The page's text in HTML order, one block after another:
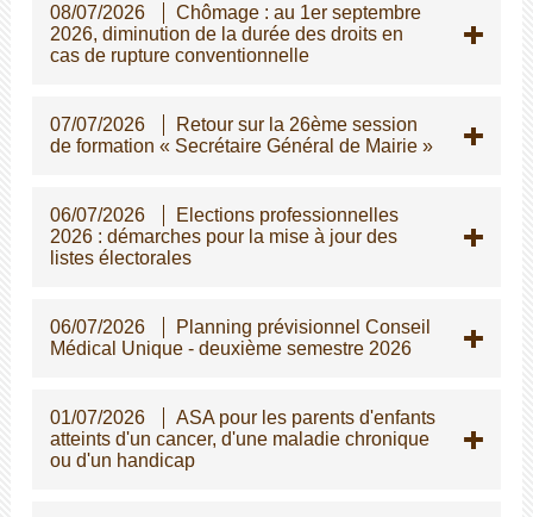
08/07/2026
Chômage : au 1er septembre
2026, diminution de la durée des droits en
cas de rupture conventionnelle
07/07/2026
Retour sur la 26ème session
de formation « Secrétaire Général de Mairie »
06/07/2026
Elections professionnelles
2026 : démarches pour la mise à jour des
listes électorales
06/07/2026
Planning prévisionnel Conseil
Médical Unique - deuxième semestre 2026
01/07/2026
ASA pour les parents d'enfants
atteints d'un cancer, d'une maladie chronique
ou d'un handicap